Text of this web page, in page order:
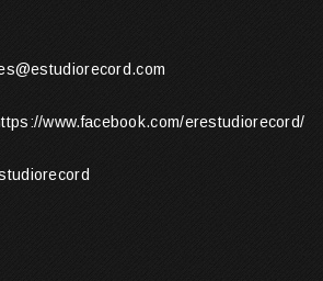
www.facebook.com/erestudiorecord/